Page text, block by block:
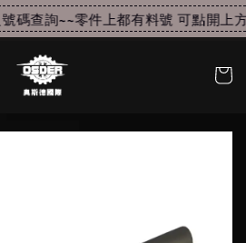
碼查詢~~零件上都有料號 可點開上